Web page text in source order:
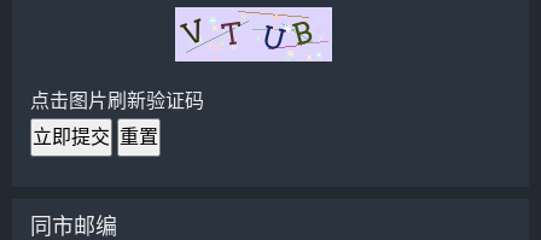
点击图片刷新验证码
立即提交 重置
同市邮编